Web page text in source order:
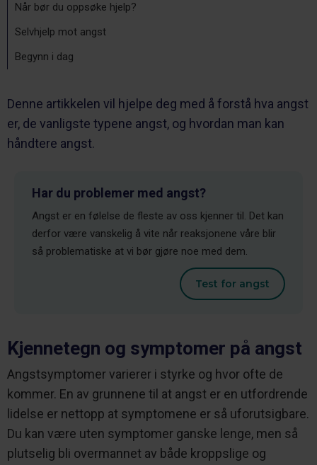
Når bør du oppsøke hjelp?
Selvhjelp mot angst
Begynn i dag
Denne artikkelen vil hjelpe deg med å forstå hva angst
er, de vanligste typene angst, og hvordan man kan
håndtere angst.
Har du problemer med angst?
Angst er en følelse de fleste av oss kjenner til. Det kan
derfor være vanskelig å vite når reaksjonene våre blir
så problematiske at vi bør gjøre noe med dem.
Test for angst
Kjennetegn og symptomer på angst
Angstsymptomer varierer i styrke og hvor ofte de
kommer. En av grunnene til at angst er en utfordrende
lidelse er nettopp at symptomene er så uforutsigbare.
Du kan være uten symptomer ganske lenge, men så
plutselig bli overmannet av både kroppslige og